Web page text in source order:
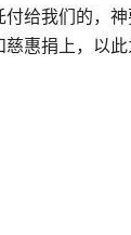
给我们的，
惠捐上，以此